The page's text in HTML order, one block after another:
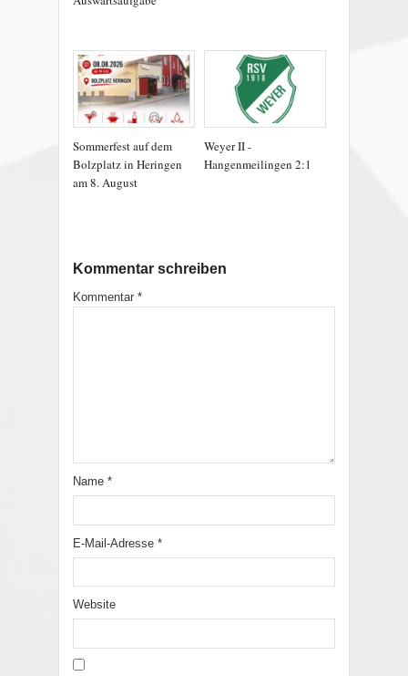
Sommerfest auf dem
Bolzplatz in Heringen
am 8. August
Weyer II -
Hangenmeilingen 2:1
Kommentar schreiben
Kommentar *
Name *
E-Mail-Adresse *
Website